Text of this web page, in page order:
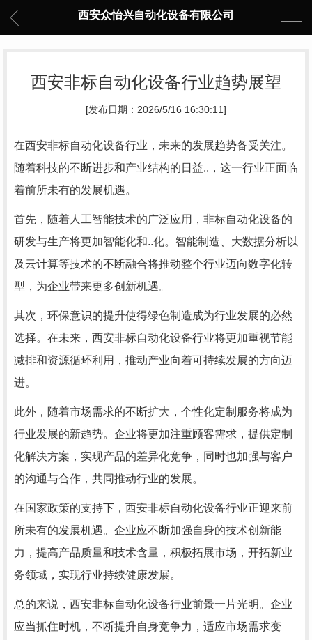
西安众怡兴自动化设备有限公司
西安非标自动化设备行业趋势展望
[发布日期：2026/5/16 16:30:11]
在西安非标自动化设备行业，未来的发展趋势备受关注。
随着科技的不断进步和产业结构的日益..，这一行业正面临
着前所未有的发展机遇。
首先，随着人工智能技术的广泛应用，非标自动化设备的
研发与生产将更加智能化和..化。智能制造、大数据分析以
及云计算等技术的不断融合将推动整个行业迈向数字化转
型，为企业带来更多创新机遇。
其次，环保意识的提升使得绿色制造成为行业发展的必然
选择。在未来，西安非标自动化设备行业将更加重视节能
减排和资源循环利用，推动产业向着可持续发展的方向迈
进。
此外，随着市场需求的不断扩大，个性化定制服务将成为
行业发展的新趋势。企业将更加注重顾客需求，提供定制
化解决方案，实现产品的差异化竞争，同时也加强与客户
的沟通与合作，共同推动行业的发展。
在国家政策的支持下，西安非标自动化设备行业正迎来前
所未有的发展机遇。企业应不断加强自身的技术创新能
力，提高产品质量和技术含量，积极拓展市场，开拓新业
务领域，实现行业持续健康发展。
总的来说，西安非标自动化设备行业前景一片光明。企业
应当抓住时机，不断提升自身竞争力，适应市场需求变